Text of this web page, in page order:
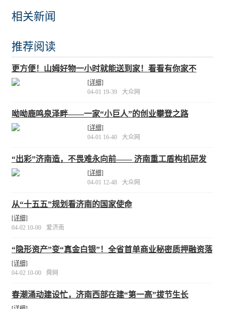
相关新闻
推荐阅读
更方便！山姆好物一小时就能送到家！看看有你家不
[详细]
04-01 19-39
大众网
呦呦鹿鸣泉泽畔——一家“小巨人”的创业攀登之路
[详细]
04-01 16-40
大众网
“出彩”济南造，不畏难永向前—— 济南重工盾构机研发
团队入选“泉城时代榜样”纪实
[详细]
04-01 12-48
大众网
从“十五五”规划看济南的国家使命
[详细]
04-02 10-00
爱济南
“隐形资产”变“真金白银”！全省首单商业秘密质押融资落
地济南
[详细]
04-02 10-00
舜网
春潮涌动建设忙，济南西部在建“第一高”拔节生长